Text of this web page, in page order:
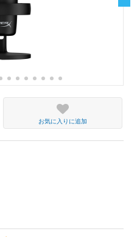
お気に入りに追加